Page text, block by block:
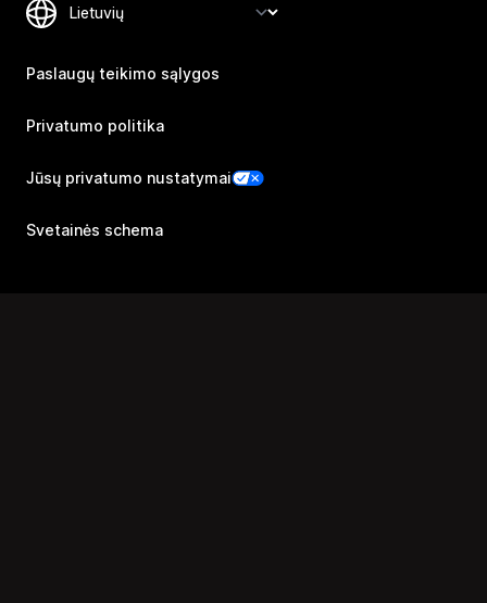
Paslaugų teikimo sąlygos
Privatumo politika
Jūsų privatumo nustatymai
Svetainės schema